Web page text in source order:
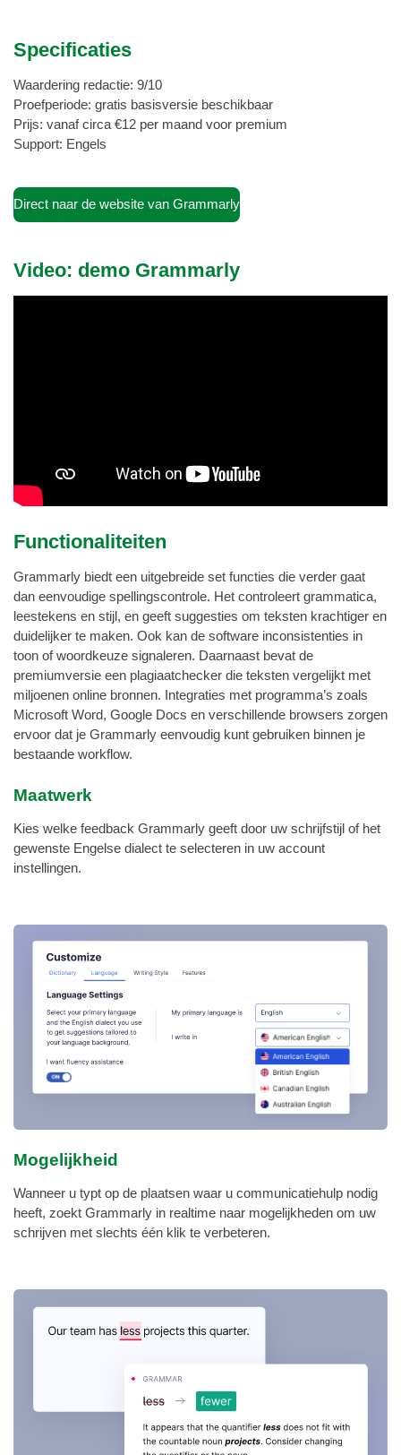
Specificaties
Waardering redactie: 9/10
Proefperiode: gratis basisversie beschikbaar
Prijs: vanaf circa €12 per maand voor premium
Support: Engels
Direct naar de website van Grammarly
Video: demo Grammarly
Functionaliteiten
Grammarly biedt een uitgebreide set functies die verder gaat
dan eenvoudige spellingscontrole. Het controleert grammatica,
leestekens en stijl, en geeft suggesties om teksten krachtiger en
duidelijker te maken. Ook kan de software inconsistenties in
toon of woordkeuze signaleren. Daarnaast bevat de
premiumversie een plagiaatchecker die teksten vergelijkt met
miljoenen online bronnen. Integraties met programma’s zoals
Microsoft Word, Google Docs en verschillende browsers zorgen
ervoor dat je Grammarly eenvoudig kunt gebruiken binnen je
bestaande workflow.
Maatwerk
Kies welke feedback Grammarly geeft door uw schrijfstijl of het
gewenste Engelse dialect te selecteren in uw account
instellingen.
Mogelijkheid
Wanneer u typt op de plaatsen waar u communicatiehulp nodig
heeft, zoekt Grammarly in realtime naar mogelijkheden om uw
schrijven met slechts één klik te verbeteren.